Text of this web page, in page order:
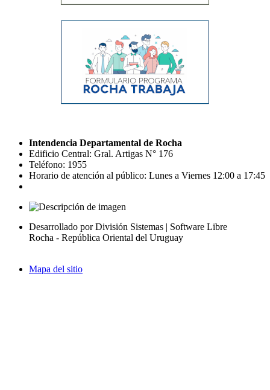
Intendencia Departamental de Rocha
Edificio Central: Gral. Artigas N° 176
Teléfono: 1955
Horario de atención al público: Lunes a Viernes 12:00 a 17:45
Desarrollado por División Sistemas | Software Libre
Rocha - República Oriental del Uruguay
Mapa del sitio